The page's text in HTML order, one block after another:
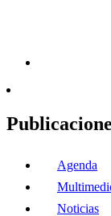
Agenda
Noticias